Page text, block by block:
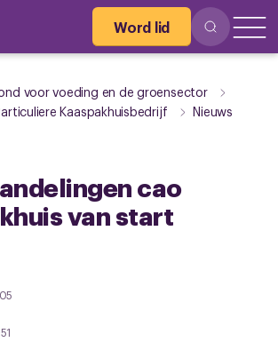
Word lid
voor voeding en de groensector
Kaaspakhuisbedrijf Nieuws
cao
van start